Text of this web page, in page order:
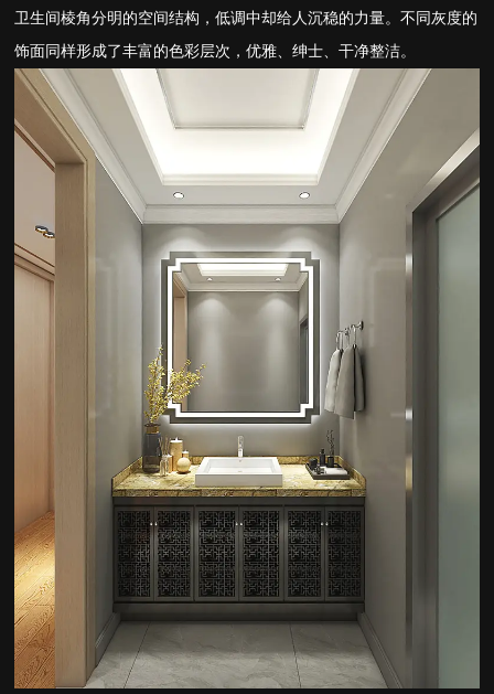
卫生间棱角分明的空间结构，低调中却给人沉稳的力量。不同灰度的
饰面同样形成了丰富的色彩层次，优雅、绅士、干净整洁。